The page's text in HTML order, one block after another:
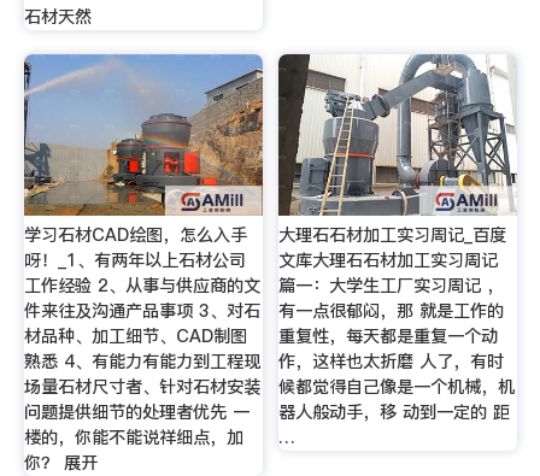
石材天然
学习石材CAD绘图，怎么入手
呀！_1、有两年以上石材公司
工作经验 2、从事与供应商的文
件来往及沟通产品事项 3、对石
材品种、加工细节、CAD制图
熟悉 4、有能力有能力到工程现
场量石材尺寸者、针对石材安装
问题提供细节的处理者优先 一
楼的，你能不能说祥细点，加
你？ 展开
大理石石材加工实习周记_百度
文库大理石石材加工实习周记
篇一：大学生工厂实习周记 ，
有一点很郁闷，那 就是工作的
重复性，每天都是重复一个动
作，这样也太折磨 人了，有时
候都觉得自己像是一个机械，机
器人般动手，移 动到一定的 距
…